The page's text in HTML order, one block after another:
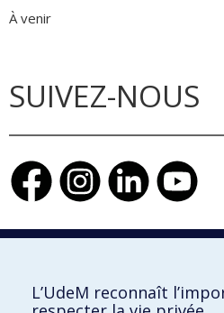
À venir
SUIVEZ-NOUS
Faculté de
L’UdeM reconnaît